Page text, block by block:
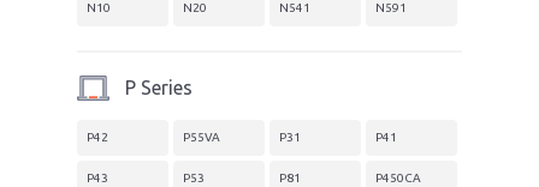
N10 N20 N541 N591
P Series
P42 P55VA P31 P41
P43 P53 P81 P450CA